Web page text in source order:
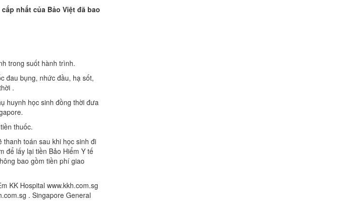
nhất của Bảo Việt đã bao
suốt hành trình.
bụng, nhức đầu, hạ sốt,
.
học sinh đồng thời đưa
thuốc.
toán sau khi học sinh đi
để lấy lại tiền Bảo Hiểm Y tế
bao gồm tiền phí giao
Hospital www.kkh.com.sg
. Singapore General